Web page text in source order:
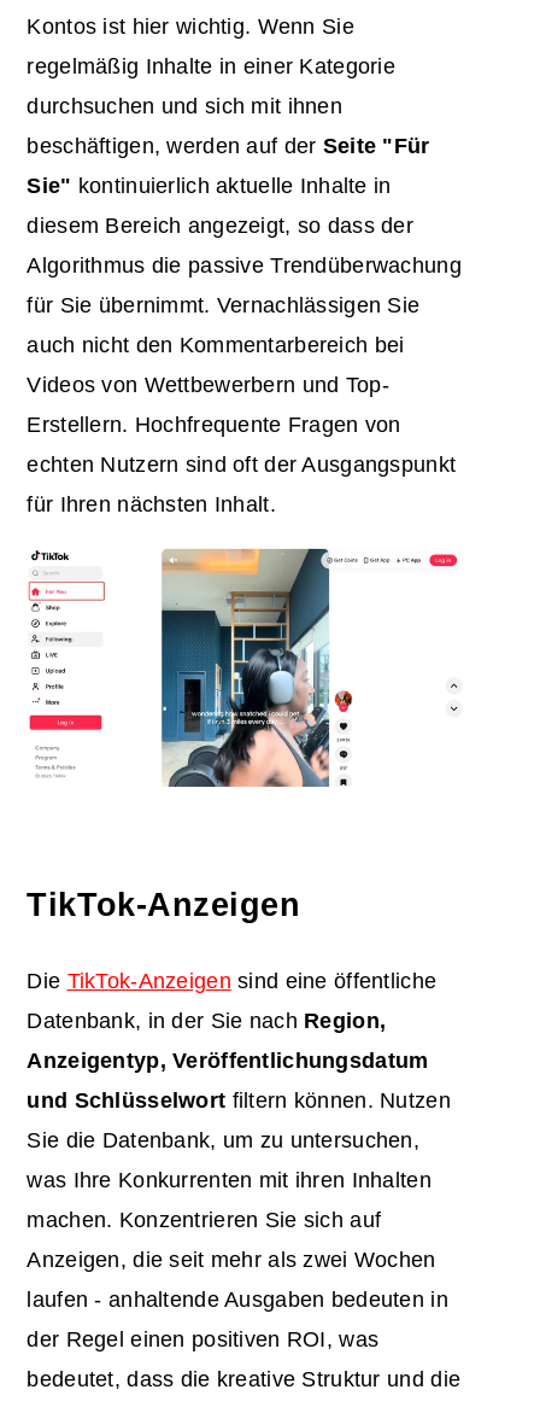
Kontos ist hier wichtig. Wenn Sie
regelmäßig Inhalte in einer Kategorie
durchsuchen und sich mit ihnen
beschäftigen, werden auf der Seite "Für
Sie" kontinuierlich aktuelle Inhalte in
diesem Bereich angezeigt, so dass der
Algorithmus die passive Trendüberwachung
für Sie übernimmt. Vernachlässigen Sie
auch nicht den Kommentarbereich bei
Videos von Wettbewerbern und Top-
Erstellern. Hochfrequente Fragen von
echten Nutzern sind oft der Ausgangspunkt
für Ihren nächsten Inhalt.
TikTok-Anzeigen
Die TikTok-Anzeigen sind eine öffentliche
Datenbank, in der Sie nach Region,
Anzeigentyp, Veröffentlichungsdatum
und Schlüsselwort filtern können. Nutzen
Sie die Datenbank, um zu untersuchen,
was Ihre Konkurrenten mit ihren Inhalten
machen. Konzentrieren Sie sich auf
Anzeigen, die seit mehr als zwei Wochen
laufen - anhaltende Ausgaben bedeuten in
der Regel einen positiven ROI, was
bedeutet, dass die kreative Struktur und die